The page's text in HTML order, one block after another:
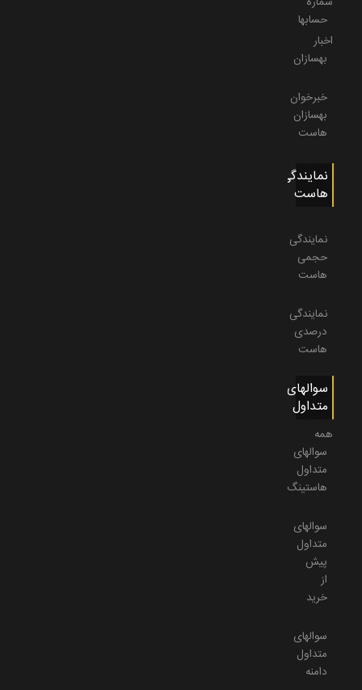
حسابها
اخبار
بهسازان
خبرخوان
بهسازان
هاست
نمایندگی
هاست
نمایندگی
حجمی
هاست
نمایندگی
درصدی
هاست
سوالهای
متداول
همه
سوالهای
متداول
هاستینگ
سوالهای
متداول
پیش
از
خرید
سوالهای
متداول
دامنه